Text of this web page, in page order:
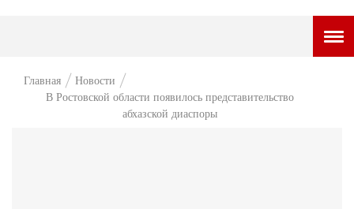
НОВОСТИ
Главная
Новости
В Ростовской области появилось представительство
абхазской диаспоры